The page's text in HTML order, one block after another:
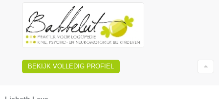
BEKIJK VOLLEDIG PROFIEL